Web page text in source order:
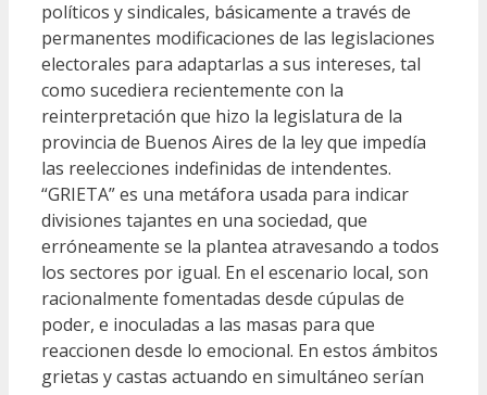
políticos y sindicales, básicamente a través de
permanentes modificaciones de las legislaciones
electorales para adaptarlas a sus intereses, tal
como sucediera recientemente con la
reinterpretación que hizo la legislatura de la
provincia de Buenos Aires de la ley que impedía
las reelecciones indefinidas de intendentes.
“GRIETA” es una metáfora usada para indicar
divisiones tajantes en una sociedad, que
erróneamente se la plantea atravesando a todos
los sectores por igual. En el escenario local, son
racionalmente fomentadas desde cúpulas de
poder, e inoculadas a las masas para que
reaccionen desde lo emocional. En estos ámbitos
grietas y castas actuando en simultáneo serían